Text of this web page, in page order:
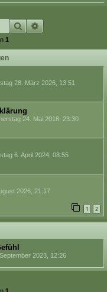
SucheErweiterte Suche
1
28. März 2026, 13:51
24. Mai 2018, 23:30
6. April 2024, 08:55
2026, 21:17
1 2
2023, 12:26